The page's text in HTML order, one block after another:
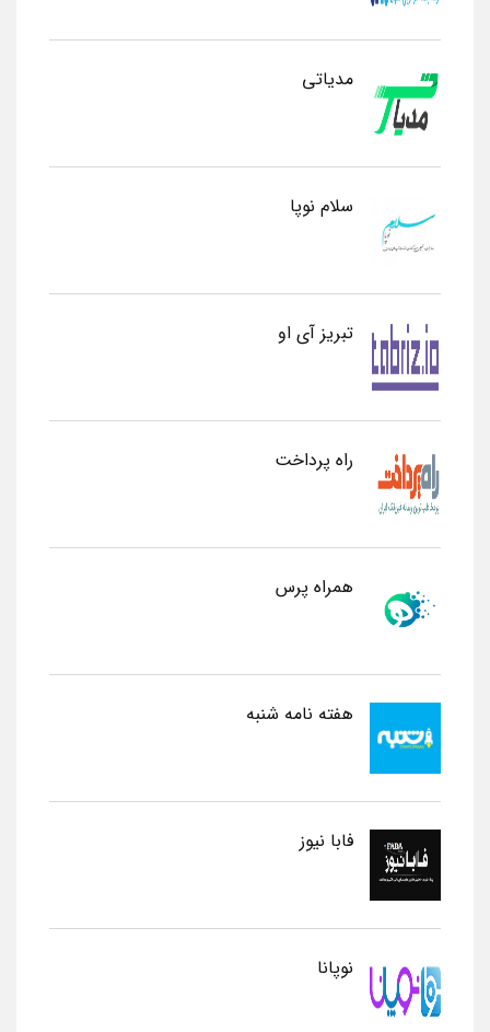
مدیاتی
سلام نوپا
تبریز آی او
راه پرداخت
همراه پرس
هفته نامه شنبه
فابا نیوز
نوپانا